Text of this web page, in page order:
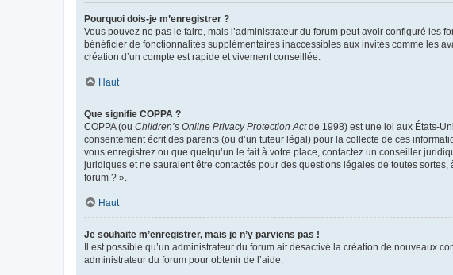
Pourquoi dois-je m’enregistrer ?
Vous pouvez ne pas le faire, mais l’administrateur du forum peut avoir configuré les
bénéficier de fonctionnalités supplémentaires inaccessibles aux invités comme les
création d’un compte est rapide et vivement conseillée.
Haut
Que signifie COPPA ?
COPPA (ou Children’s Online Privacy Protection Actde 1998) est une loi aux États-
consentement écrit des parents (ou d’un tuteur légal) pour la collecte de ces
vous enregistrez ou que quelqu’un le fait à votre place, contactez un conseiller
juridiques et ne sauraient être contactés pour des questions légales de toutes
forum ? ».
Haut
Je souhaite m’enregistrer, mais je n’y parviens pas !
Il est possible qu’un administrateur du forum ait désactivé la création de nouveaux
administrateur du forum pour obtenir de l’aide.